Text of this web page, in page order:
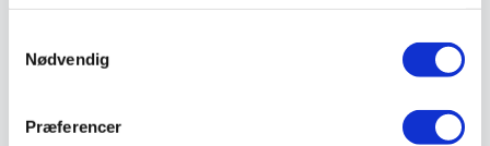
Nødvendig
Præferencer